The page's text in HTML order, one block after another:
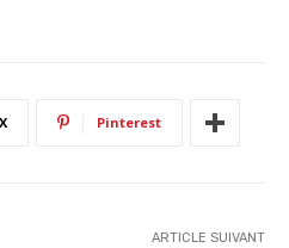
X Pinterest
ARTICLE SUIVANT